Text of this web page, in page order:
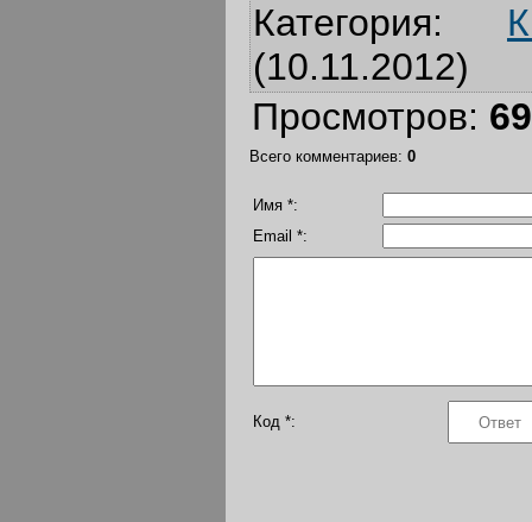
Категория:
(10.11.2012)
Просмотров:
Всего комментариев: 0
Имя *:
Email *:
Код *: